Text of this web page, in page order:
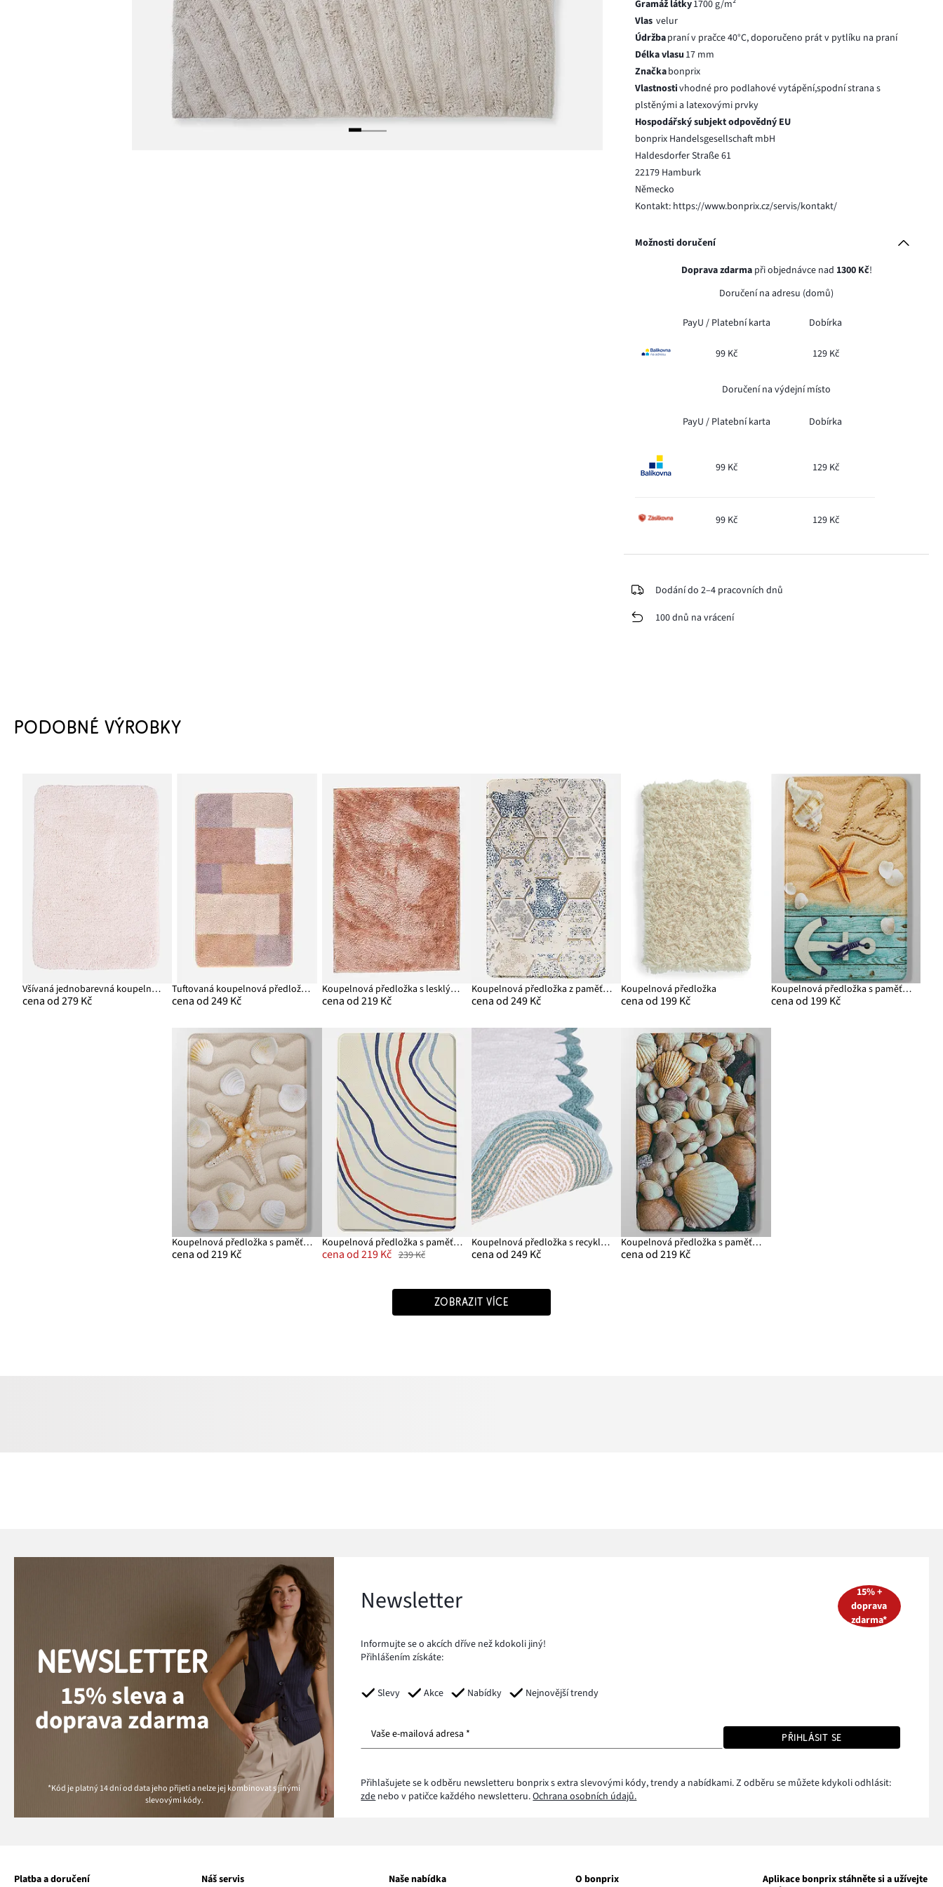
Gramáž látky1700 g/m²
Vlas velur
Údržbapraní v pračce 40°C, doporučeno prát v pytlíku na praní
Délka vlasu 17 mm
Značkabonprix
Vlastnostivhodné pro podlahové vytápění,spodní strana s
plstěnými a latexovými prvky
Hospodářský subjekt odpovědný EU
bonprix Handelsgesellschaft mbH
Haldesdorfer Straße 61
22179 Hamburk
Německo
Kontakt: https://www.bonprix.cz/servis/kontakt/
Možnosti doručení
Doprava zdarmapři objednávce nad 1300 Kč!
Doručení na adresu (domů)
PayU / Platební karta Dobírka
99 Kč 129 Kč
Doručení na výdejní místo
PayU / Platební karta Dobírka
99 Kč 129 Kč
99 Kč 129 Kč
Dodání do 2–4 pracovních dnů
100 dnů na vrácení
PODOBNÉ VÝROBKY
Všívaná jednobarevná koupelnová předložka s vysokým vlasem
cena od 279 Kč
Tuftovaná koupelnová předložka v pastelových barvách
cena od 249 Kč
Koupelnová předložka s lesklým povrchem
cena od 219 Kč
Koupelnová předložka z paměťové pěny
cena od 249 Kč
Koupelnová předložka
cena od 199 Kč
Koupelnová předložka s paměťovou pěnou
cena od 199 Kč
Koupelnová předložka s paměťovou pěnou
cena od 219 Kč
Koupelnová předložka s paměťovou pěnou
cena od 219 Kč 239 Kč
Koupelnová předložka s recyklovanou bavlnou
cena od 249 Kč
Koupelnová předložka s paměťovou pěnou
cena od 219 Kč
ZOBRAZIT VÍCE
NEWSLETTER
15% sleva a
doprava zdarma
*Kód je platný 14 dní od data jeho přijetí a nelze jej kombinovat s jinými
slevovými kódy.
Newsletter
Informujte se o akcích dříve než kdokoli jiný!
Přihlášením získáte:
Slevy Akce Nabídky Nejnovější trendy
15% +
doprava
zdarma*
Vaše e-mailová adresa * PŘIHLÁSIT SE
Přihlašujete se k odběru newsletteru bonprix s extra slevovými kódy, trendy a nabídkami. Z odběru se můžete kdykoli odhlásit:
zdenebo v patičce každého newsletteru.Ochrana osobních údajů.
Platba a doručení Náš servis Naše nabídka O bonprix
Aplikace bonprix stáhněte si a užívejte